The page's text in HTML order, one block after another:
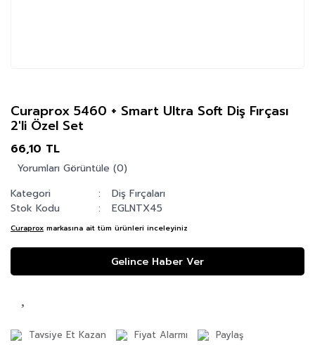
Curaprox 5460 + Smart Ultra Soft Diş Fırçası
2'li Özel Set
66,10 TL
Yorumları Görüntüle (0)
Kategori
Diş Fırçaları
Stok Kodu
EGLNTX45
Curaprox markasına ait tüm ürünleri inceleyiniz
Gelince Haber Ver
Tavsiye Et Kazan Fiyat Alarmı Paylaş